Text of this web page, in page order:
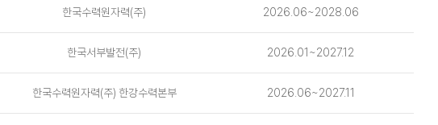
한국수력원자력(주) 2026.06~2028.06
한국서부발전(주) 2026.01~2027.12
한국수력원자력(주) 한강수력본부 2026.06~2027.11